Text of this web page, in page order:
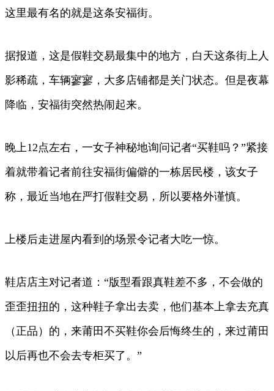
这里最有名的就是这条安福街。
据报道，这是假鞋交易最集中的地方，白天这条街上人
影稀疏，车辆寥寥，大多店铺都是关门状态。但是夜幕
降临，安福街突然热闹起来。
晚上12点左右，一女子神秘地询问记者“买鞋吗？”紧接
着就带着记者前往安福街偏僻的一栋居民楼，该女子
称，最近当地在严打假鞋交易，所以要格外谨慎。
上楼后走进屋内看到的场景令记者大吃一惊。
鞋店店主对记者道：“版型看跟真鞋差不多，不会做的
歪歪扭扭的，这种鞋子拿出去卖，他们基本上拿去充真
（正品）的，来莆田不买鞋你会后悔终生的，来过莆田
以后再也不会去专柜买了。”